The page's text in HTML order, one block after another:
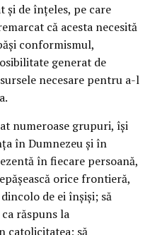
și de înțeles, pe care
că acesta necesită
conformismul,
generat de
necesare pentru a-l
numeroase grupuri, își
în Dumnezeu și în
în fiecare persoană,
orice frontieră,
de ei înșiși; să
răspuns la
catolicitatea; să